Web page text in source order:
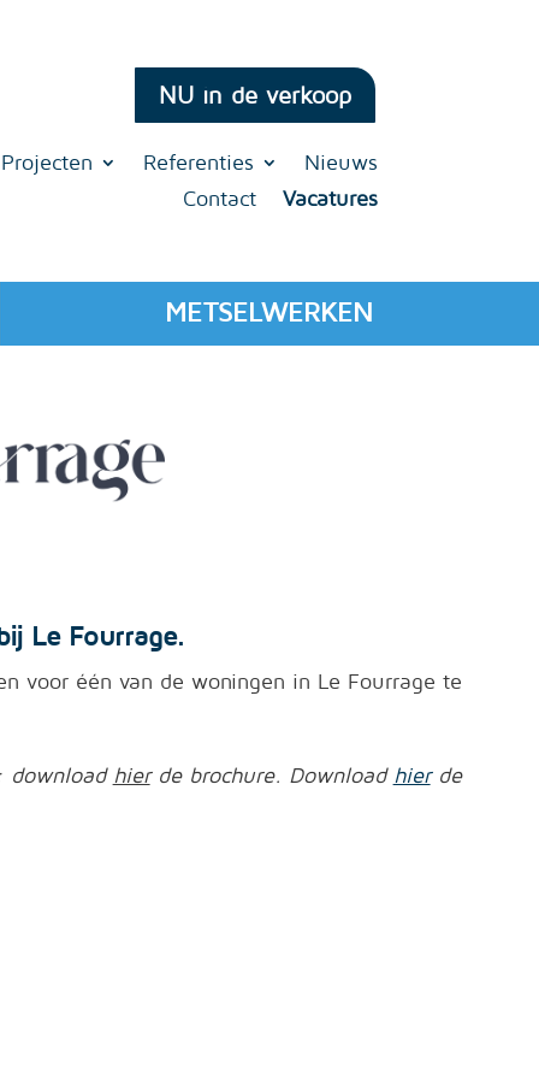
NU in de verkoop
Projecten Referenties
Nieuws
Contact
Vacatures
METSELWERKEN
Le Fourrage.
voor één van de woningen in Le Fourrage te
download hierde brochure. Download hierde